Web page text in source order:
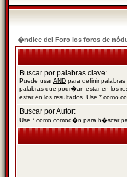
�ndice del Foro los foros de
Buscar por palabras clave:
Puede usarAND para definir
palabras que podr�an estar en los
estar en los resultados. Use * como
Buscar por Autor:
Use * como comod�n para b�scar